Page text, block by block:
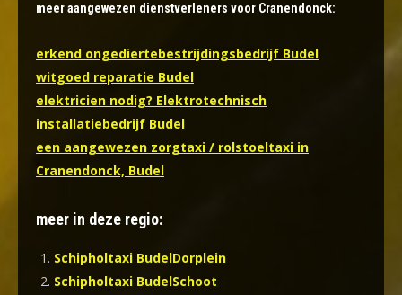
meer aangewezen dienstverleners voor Cranendonck:
erkend ongediertebestrijdingsbedrijf Budel
witgoed reparatie Budel
elektricien nodig? Elektrotechnisch
installatiebedrijf Budel
een aangewezen zorgtaxi / rolstoeltaxi in
Cranendonck, Budel
meer in deze regio:
Schipholtaxi BudelDorplein
Schipholtaxi BudelSchoot